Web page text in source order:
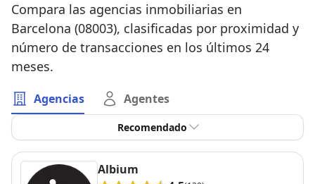
Compara las agencias inmobiliarias en
Barcelona (08003), clasificadas por proximidad y
número de transacciones en los últimos 24
meses.
Agencias Agentes
Recomendado
Albium